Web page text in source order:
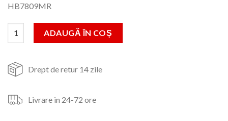
a
fost:
300lei.
160lei.
HB7809MR
Cantitate Fier de calcat Hausberg HB7809MR, 2300W, 390ml
ADAUGĂ ÎN COȘ
Drept de retur 14 zile
Livrare in 24-72 ore